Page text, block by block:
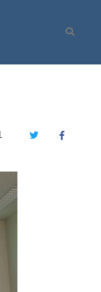
Site
TwitterFacebook